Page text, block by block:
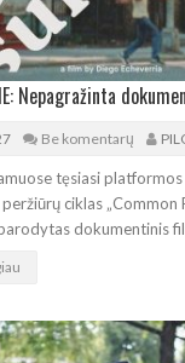
Be komentarų
tęsiasi platformos
ciklas „Common
dokumentinis